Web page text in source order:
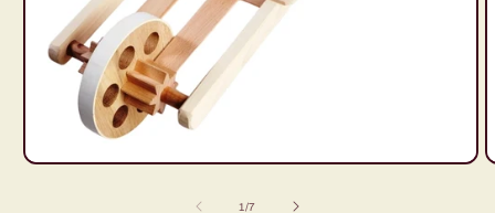
Medien
1/von
7